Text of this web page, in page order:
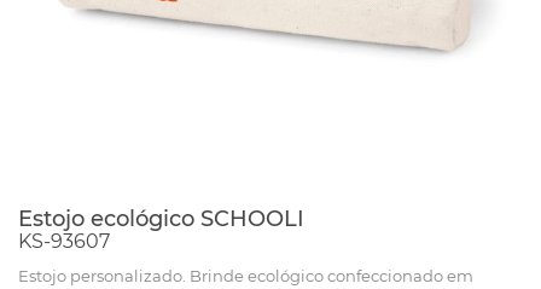
Estojo ecológico SCHOOLI
KS-93607
Estojo personalizado. Brinde ecológico confeccionado em